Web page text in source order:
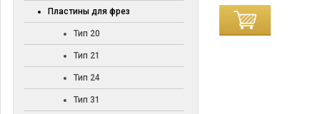
Пластины для фрез
Тип 20
Тип 21
Тип 24
Тип 31